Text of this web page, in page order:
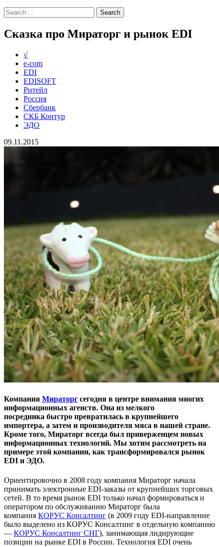
Сказка про Мираторг и рынок EDI
√
e-com
EDI
EDISOFT
Ритейл
Россия
Сбербанк
СКБ Контур
ЭДО
09.11.2015
Компания Мираторг сегодня в центре внимания многих
информационных агенств. Она из мелкого
посредника быстро превратилась в крупнейшего
импортера, а затем и производителя мяса в нашей стране.
Кроме того, Мираторг всегда был приверженцем новых
информационных технологий. Мы хотим рассмотреть на
примере этой компании, как трансформировался рынок
EDI и ЭДО.
Ориентировочно в 2008 году компания Мираторг начала
принимать электронные EDI-заказы от крупнейших торговых
сетей. В то время рынок EDI только начал формироваться и
оператором по обслуживанию Мираторг была
компания КОРУС Консалтинг (в 2009 году EDI-направление
было выделено из КОРУС Консалтинг в отдельную компанию
— КОРУС Консалтинг СНГ), занимающая лидирующие
позиции на рынке EDI в России. Технология EDI очень